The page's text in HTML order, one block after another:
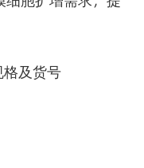
及货号